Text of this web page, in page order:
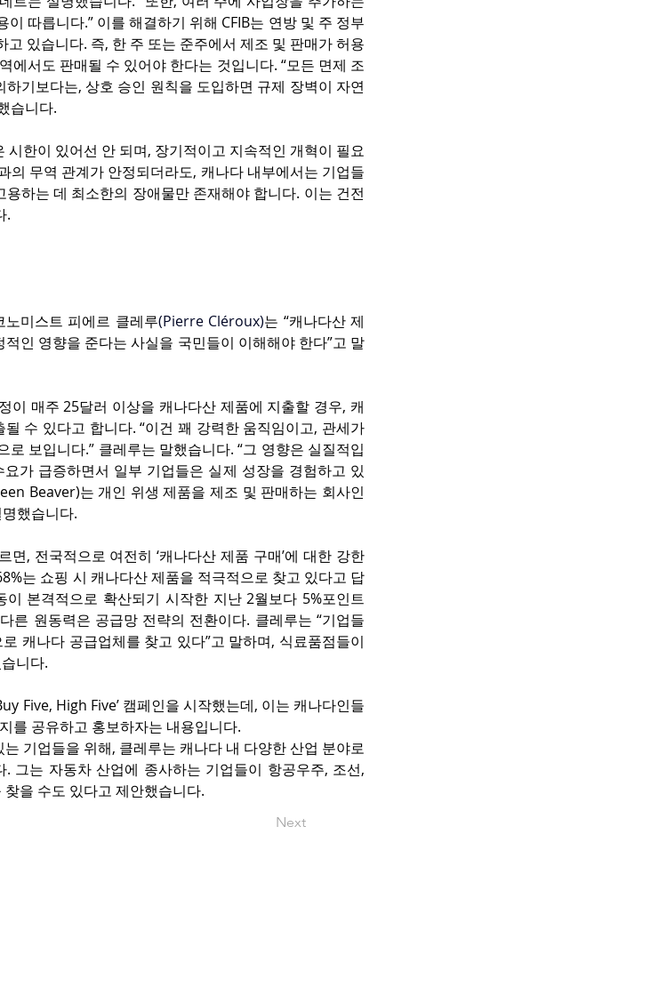
따릅니다.” 이를 해결하기 위해 CFIB는 연방 및 주 정부
있습니다. 즉, 한 주 또는 준주에서 제조 및 판매가 허용
에서도 판매될 수 있어야 한다는 것입니다. “모든 면제 조
기보다는, 상호 승인 원칙을 도입하면 규제 장벽이 자연
습니다.
한이 있어선 안 되며, 장기적이고 지속적인 개혁이 필요
의 무역 관계가 안정되더라도, 캐나다 내부에서는 기업들
하는 데 최소한의 장애물만 존재해야 합니다. 이는 건전
.
노미스트 피에르 클레루(Pierre Cléroux)는 “캐나다산 제
인 영향을 준다는 사실을 국민들이 이해해야 한다”고 말
이 매주 25달러 이상을 캐나다산 제품에 지출할 경우, 캐
수 있다고 합니다. “이건 꽤 강력한 움직임이고, 관세가
보입니다.” 클레루는 말했습니다. “그 영향은 실질적입
가 급증하면서 일부 기업들은 실제 성장을 경험하고 있
Beaver)는 개인 위생 제품을 제조 및 판매하는 회사인
했습니다.
, 전국적으로 여전히 ‘캐나다산 제품 구매’에 대한 강한
는 쇼핑 시 캐나다산 제품을 적극적으로 찾고 있다고 답
이 본격적으로 확산되기 시작한 지난 2월보다 5%포인트
른 원동력은 공급망 전략의 전환이다. 클레루는 “기업들
캐나다 공급업체를 찾고 있다”고 말하며, 식료품점들이
니다.
Five, High Five’ 캠페인을 시작했는데, 이는 캐나다인들
를 공유하고 홍보하자는 내용입니다.
기업들을 위해, 클레루는 캐나다 내 다양한 산업 분야로
그는 자동차 산업에 종사하는 기업들이 항공우주, 조선,
을 수도 있다고 제안했습니다.
Next